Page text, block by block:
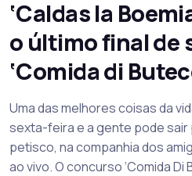
‘Caldas la
o último final de
‘Comida di
Uma das melhores coisas da
sexta-feira e a gente pode sair
petisco, na companhia dos
ao vivo. O concurso ‘Comida Di